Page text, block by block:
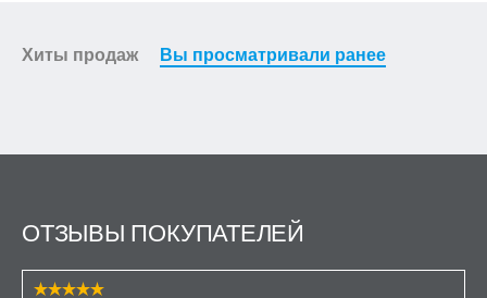
Хиты продаж Вы просматривали ранее
ОТЗЫВЫ ПОКУПАТЕЛЕЙ